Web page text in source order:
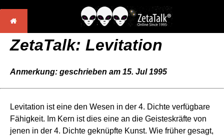
ZetaTalk: Levitation
Anmerkung: geschrieben am 15. Jul 1995
Levitation ist eine den Wesen in der 4. Dichte verfügbare
Fähigkeit. Im Kern ist dies eine an die Geisteskräfte von
jenen in der 4. Dichte geknüpfte Kunst. Wie früher gesagt,